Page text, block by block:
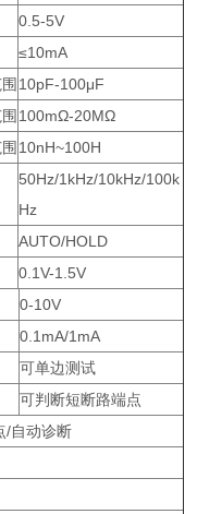
0.5-5V
≤10mA
10pF-100μF
100mΩ-20MΩ
10nH~100H
50Hz/1kHz/10kHz/100k
Hz
AUTO/HOLD
0.1V-1.5V
0-10V
0.1mA/1mA
可单边测试
可判断短断路端点
/自动诊断